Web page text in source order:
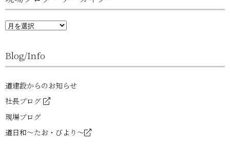
現
場
グ
–
ー
カ
イ
ブ-
Blog/Info
道建設からのお知らせ
社長ブログ
現場ブログ
道日和～たお・びより～